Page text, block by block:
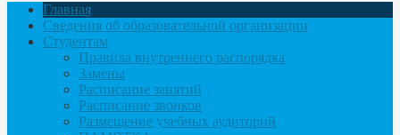
Главная
Сведения об образовательной организации
Студентам
Правила внутреннего распорядка
Замены
Расписание занятий
Расписание звонков
Размещение учебных аудиторий